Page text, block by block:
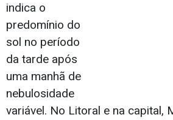
indica o
predomínio do
sol no período
da tarde após
uma manhã de
nebulosidade
variável. No Litoral e na capital,